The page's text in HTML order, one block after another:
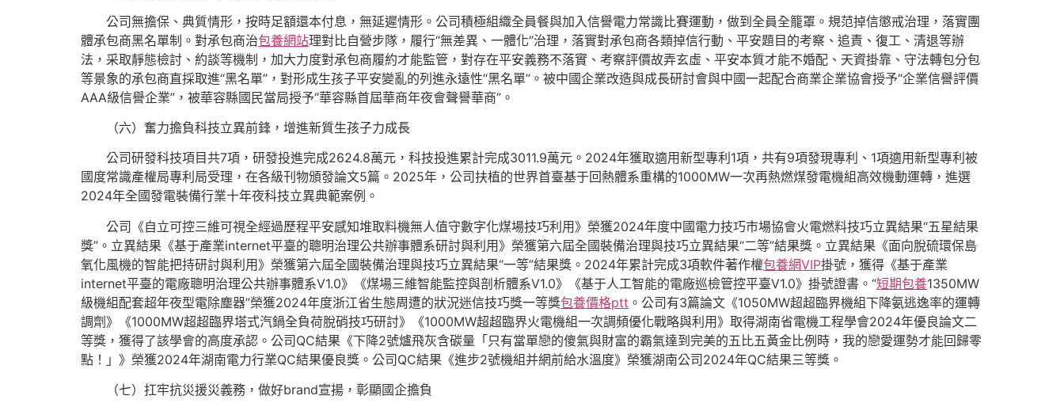
公司無擔保、典質情形，按時足額還本付息，無延遲情形。公司積極組織全員餐與加入信譽電力常識比賽運動，做到全員全籠罩。規范掉信懲戒治理，落實團
體承包商黑名單制。對承包商治包養網站理對比自營步隊，履行“無差異、一體化”治理，落實對承包商各類掉信行動、平安題目的考察、追責、復工、清退等辦
法，采取靜態檢討、約談等機制，加大力度對承包商履約才能監管，對存在平安義務不落實、考察評價故弄玄虛、平安本質才能不婚配、天資掛靠、守法轉包分包
等景象的承包商直採取進“黑名單”，對形成生孩子平安變亂的列進永遠性“黑名單”。被中國企業改造與成長研討會與中國一起配合商業企業協會授予“企業信譽評價
AAA級信譽企業”，被華容縣國民當局授予“華容縣首屆華商年夜會聲譽華商”。
（六）奮力擔負科技立異前鋒，增進新質生孩子力成長
公司研發科技項目共7項，研發投進完成2624.8萬元，科技投進累計完成3011.9萬元。2024年獲取適用新型專利1項，共有9項發現專利、1項適用新型專利被
國度常識產權局專利局受理，在各級刊物頒發論文5篇。2025年，公司扶植的世界首臺基于回熱體系重構的1000MW一次再熱燃煤發電機組高效機動運轉，進選
2024年全國發電裝備行業十年夜科技立異典範案例。
公司《自立可控三維可視全經過歷程平安感知堆取料機無人值守數字化煤場技巧利用》榮獲2024年度中國電力技巧市場協會火電燃料技巧立異結果“五星結果
獎”。立異結果《基于產業internet平臺的聰明治理公共辦事體系研討與利用》榮獲第六屆全國裝備治理與技巧立異結果“二等”結果獎。立異結果《面向脫硫環保島
氧化風機的智能把持研討與利用》榮獲第六屆全國裝備治理與技巧立異結果“一等”結果獎。2024年累計完成3項軟件著作權包養網VIP掛號，獲得《基于產業
internet平臺的電廠聰明治理公共辦事體系V1.0》《煤場三維智能監控與剖析體系V1.0》《基于人工智能的電廠巡檢管控平臺V1.0》掛號證書。“短期包養1350MW
級機組配套超年夜型電除塵器”榮獲2024年度浙江省生態周遭的狀況迷信技巧獎一等獎包養價格ptt 。公司有3篇論文《1050MW超超臨界機組下降氨逃逸率的運轉
調劑》《1000MW超超臨界塔式汽鍋全負荷脫硝技巧研討》《1000MW超超臨界火電機組一次調頻優化戰略與利用》取得湖南省電機工程學會2024年優良論文二
等獎，獲得了該學會的高度承認。公司QC結果《下降2號爐飛灰含碳量「只有當單戀的傻氣與財富的霸氣達到完美的五比五黃金比例時，我的戀愛運勢才能回歸零
點！」》榮獲2024年湖南電力行業QC結果優良獎。公司QC結果《進步2號機組并網前給水溫度》榮獲湖南公司2024年QC結果三等獎。
（七）扛牢抗災援災義務，做好brand宣揚，彰顯國企擔負